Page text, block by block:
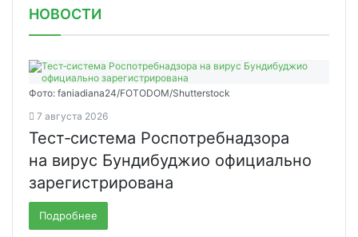
НОВОСТИ
Фото: faniadiana24/FOTODOM/Shutterstock
7 августа 2026
Тест‑система Роспотребнадзора
на вирус Бундибуджио официально
зарегистрирована
Подробнее